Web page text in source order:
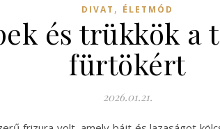
DIVAT , ÉLETMÓD
és trükkök a
fürtökért
2026.01.21.